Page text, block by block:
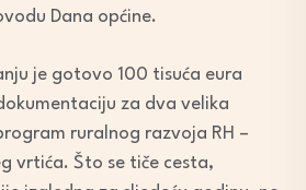
Dana općine.
je gotovo 100 tisuća eura
za dva velika
ruralnog razvoja RH –
vrtića. Što se tiče cesta,